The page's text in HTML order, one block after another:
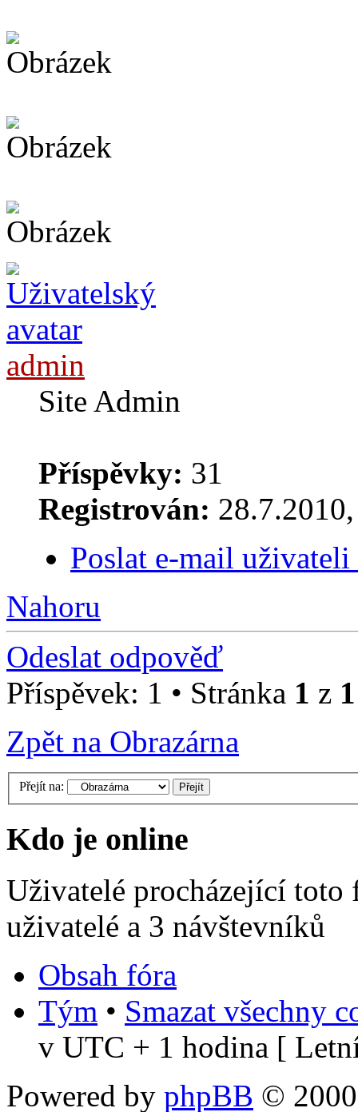
admin
Site Admin
Příspěvky: 31
Registrován:
Poslat e-mail
Nahoru
Odeslat odpověď
Příspěvek: 1 • Stránka 1 z 1
Zpět na Obrazárna
Přejít na:
Kdo je online
Uživatelé procházející
uživatelé a 3 návštevníků
Obsah fóra
Tým • Smazat všechny
v UTC + 1 hodina [
Powered by phpBB ©